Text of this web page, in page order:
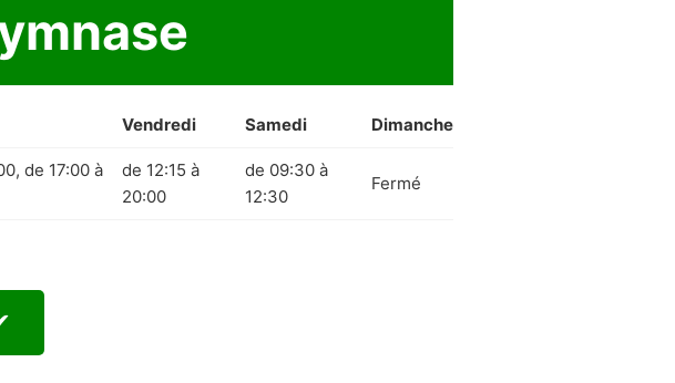
Vendredi Samedi Dimanche
de 17:00 à
de 12:15 à
20:00
de 09:30 à
12:30
Fermé